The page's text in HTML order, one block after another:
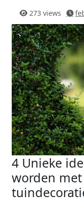
273 views
4 Unieke
worden